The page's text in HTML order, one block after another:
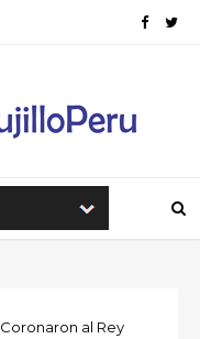
Coronaron al Rey